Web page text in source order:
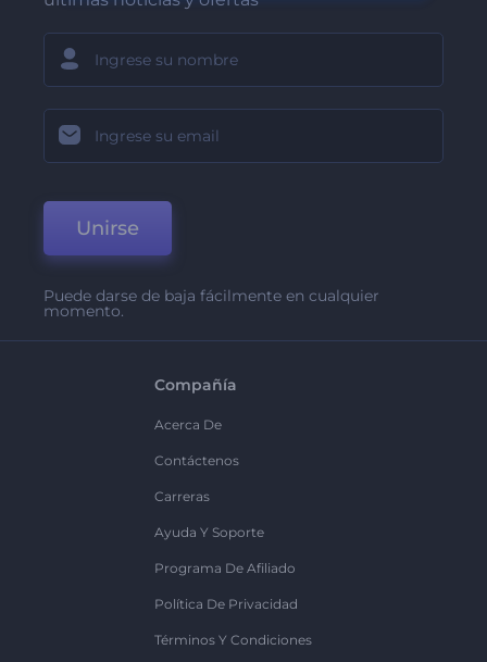
Unirse
Puede darse de baja fácilmente en cualquier
momento.
Compañía
Acerca De
Contáctenos
Carreras
Ayuda Y Soporte
Programa De Afiliado
Política De Privacidad
Términos Y Condiciones